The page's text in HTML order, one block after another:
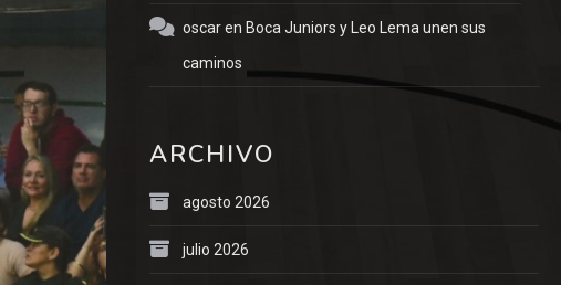
oscaren Boca Juniors y Leo Lema unen sus
caminos
ARCHIVO
agosto 2026
julio 2026